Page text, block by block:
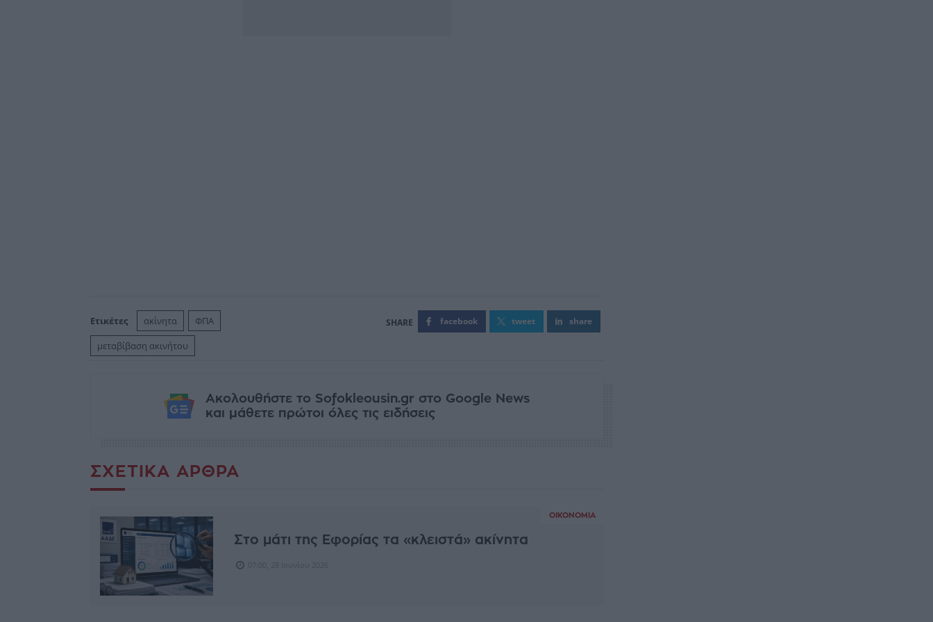
Ετικέτες ακίνητα
ΦΠΑ
μεταβίβαση ακινήτου
facebook tweet share
Ακολουθήστε το Sofokleousin.gr στο Google News
και μάθετε πρώτοι όλες τις ειδήσεις
ΣΧΕΤΙΚΆ ΆΡΘΡΑ
ΟΙΚΟΝΟΜΊΑ
Στο μάτι της Εφορίας τα «κλειστά» ακίνητα